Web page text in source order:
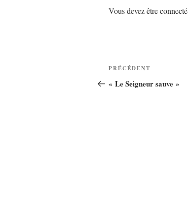
Vous devezêtre connecté
Navigation
de
Article
précédent
PRÉCÉDENT
« Le Seigneur sauve »